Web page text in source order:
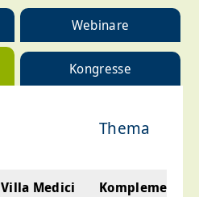
Webinare
Kongresse
Thema
Medici